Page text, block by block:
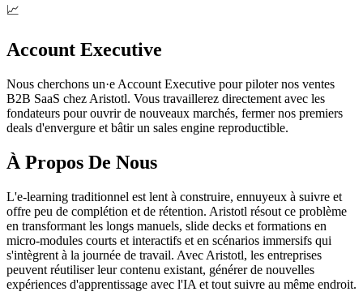
📈
Account Executive
Nous cherchons un·e Account Executive pour piloter nos ventes
B2B SaaS chez Aristotl. Vous travaillerez directement avec les
fondateurs pour ouvrir de nouveaux marchés, fermer nos premiers
deals d'envergure et bâtir un sales engine reproductible.
À Propos De Nous
L'e-learning traditionnel est lent à construire, ennuyeux à suivre et
offre peu de complétion et de rétention. Aristotl résout ce problème
en transformant les longs manuels, slide decks et formations en
micro-modules courts et interactifs et en scénarios immersifs qui
s'intègrent à la journée de travail. Avec Aristotl, les entreprises
peuvent réutiliser leur contenu existant, générer de nouvelles
expériences d'apprentissage avec l'IA et tout suivre au même endroit.